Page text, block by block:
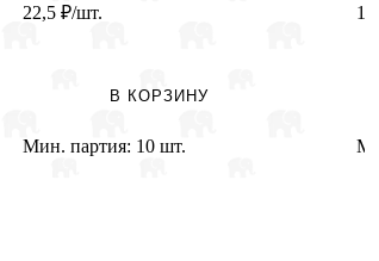
22,5 ₽/шт.
В КОРЗИНУ
Мин. партия: 10 шт.